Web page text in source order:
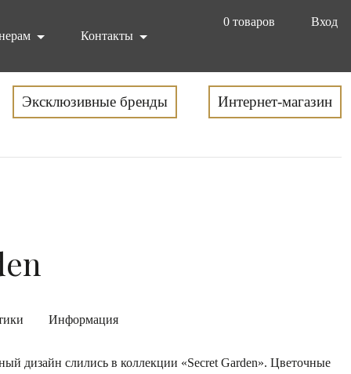
0 товаров
Вход
Контакты
Эксклюзивные бренды Интернет-магазин
Информация
дизайн слились в коллекции «Secret Garden». Цветочные